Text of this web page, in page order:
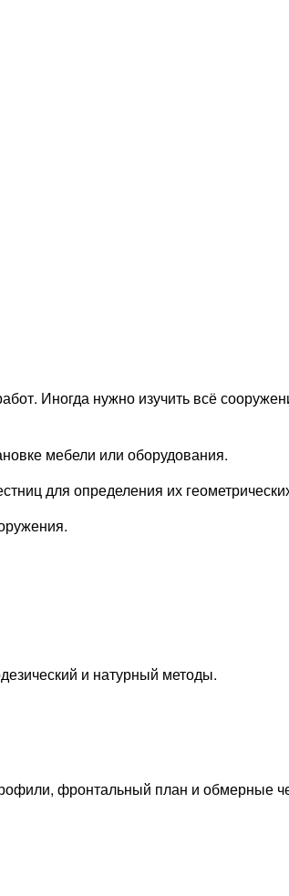
Иногда нужно изучить всё
мебели или оборудования.
для определения их
и натурный методы.
фронтальный план и обмерные